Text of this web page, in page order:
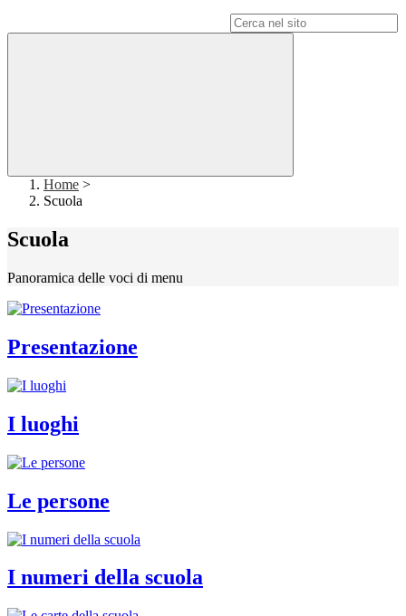
Home >
Scuola
Scuola
Panoramica delle voci di menu
Presentazione
I luoghi
Le persone
I numeri della scuola